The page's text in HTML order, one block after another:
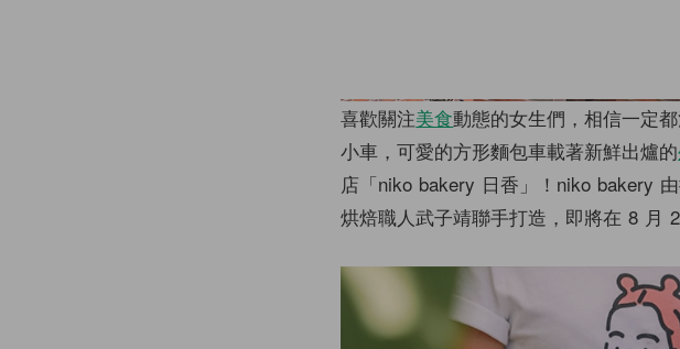
喜歡關注美食動態的女生們，相信一定
小車，可愛的方形麵包車載著新鮮出爐的
店「niko bakery 日香」！niko bakery
烘焙職人武子靖聯手打造，即將在 8 月